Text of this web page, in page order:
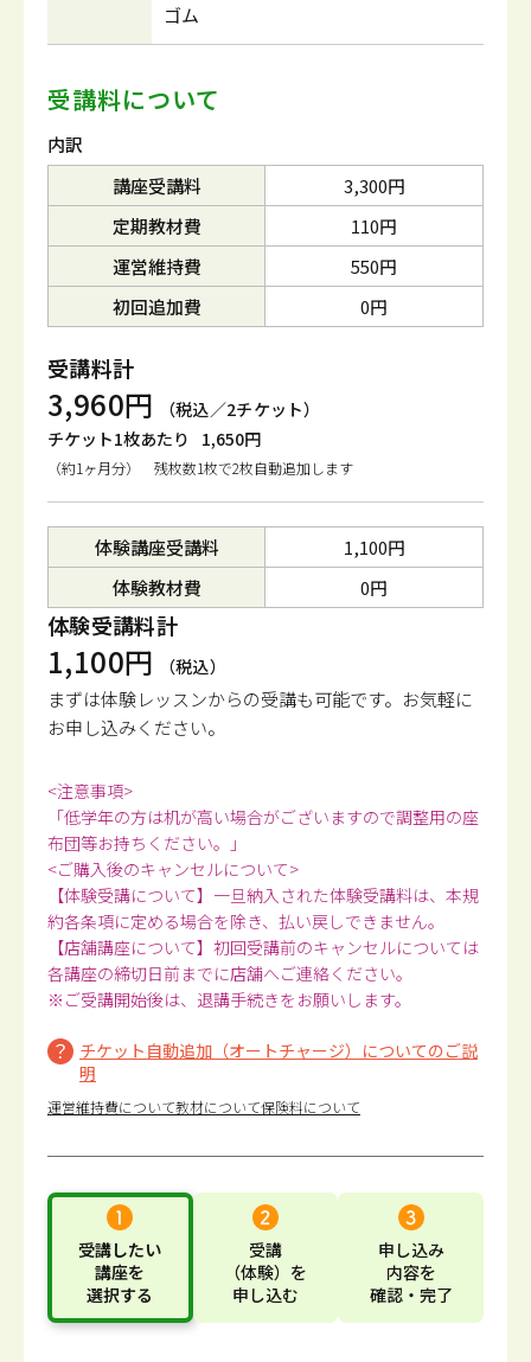
ゴム
受講料について
内訳
講座受講料
3,300円
定期教材費
110円
運営維持費
550円
初回追加費
0円
受講料計
3,960円
（税込／2チケット）
チケット1枚あたり
1,650円
（約1ヶ月分） 残枚数1枚で2枚自動追加します
体験講座受講料
1,100円
体験教材費
0円
体験受講料計
1,100円 （税込）
まずは体験レッスンからの受講も可能です。 お気軽に
お申し込みください。
<注意事項>
「低学年の方は机が高い場合がございますので調整用の座
布団等お持ちください。」
<ご購入後のキャンセルについて>
【体験受講について】一旦納入された体験受講料は、本規
約各条項に定める場合を除き、払い戻しできません。
【店舗講座について】初回受講前のキャンセルについては
各講座の締切日前までに店舗へご連絡ください。
※ご受講開始後は、退講手続きをお願いします。
チケット自動追加（オートチャージ）についてのご説
明
運営維持費について教材について保険料について
受講したい
講座を
選択する
受講
（体験） を
申し込む
申し込み
内容を
確認・完了